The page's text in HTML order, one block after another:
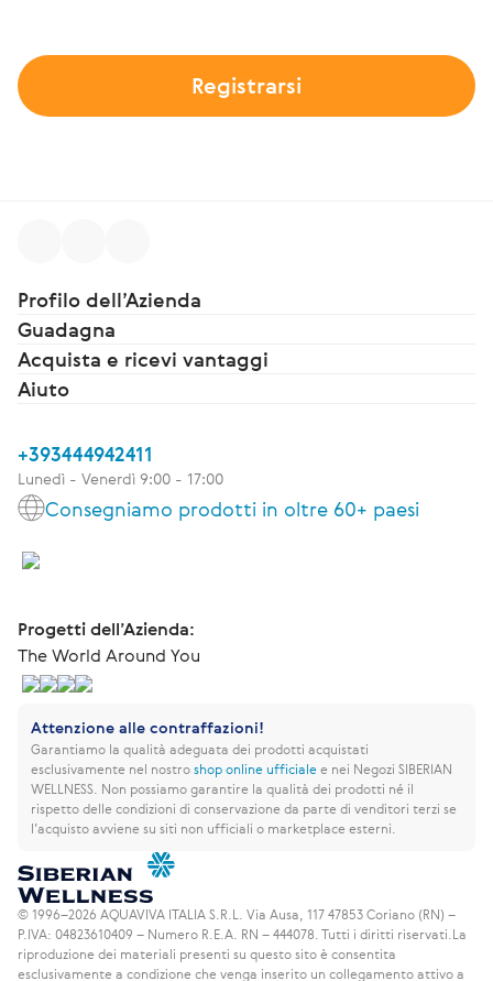
Registrarsi
Profilo dell’Azienda
Guadagna
Acquista e ricevi vantaggi
Aiuto
+393444942411
Lunedì - Venerdì 9:00 - 17:00
Consegniamo prodotti in oltre 60+ paesi
Progetti dell’Azienda:
The World Around You
Attenzione alle contraffazioni!
Garantiamo la qualità adeguata dei prodotti acquistati
esclusivamente nel nostroshop online ufficialee nei Negozi SIBERIAN
WELLNESS. Non possiamo garantire la qualità dei prodotti né il
rispetto delle condizioni di conservazione da parte di venditori terzi se
l’acquisto avviene su siti non ufficiali o marketplace esterni.
© 1996–2026 AQUAVIVA ITALIA S.R.L. Via Ausa, 117 47853 Coriano (RN) –
P.IVA: 04823610409 – Numero R.E.A. RN – 444078. Tutti i diritti riservati. La
riproduzione dei materiali presenti su questo sito è consentita
esclusivamente a condizione che venga inserito un collegamento attivo a